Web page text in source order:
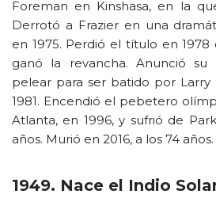
Foreman en Kinshasa, en la
Derrotó a Frazier en una
en 1975. Perdió el título en
ganó la revancha. Anunció
pelear para ser batido por Larry
1981. Encendió el pebetero
Atlanta, en 1996, y sufrió de
años. Murió en 2016, a los 74 años.
1949. Nace el Indio